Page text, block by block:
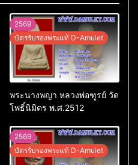
2569
บัตรรับรองพระแท้ D-Amulet
พระนางพญา หลวงพ่อฑูรย์ วัด
โพธิ์นิมิตร พ.ศ.2512
2569
บัตรรับรองพระแท้ D-Amulet